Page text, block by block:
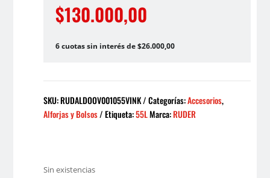
$130.000,00
6 cuotas sin interés de $26.000,00
SKU:RUDALDOOV001055VINK Categorías:Accesorios,
Alforjas y Bolsos Etiqueta:55LMarca:RUDER
Sin existencias